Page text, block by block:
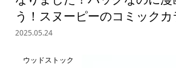
う！スヌーピーのコミックカ
2025.05.24
ウッドストック